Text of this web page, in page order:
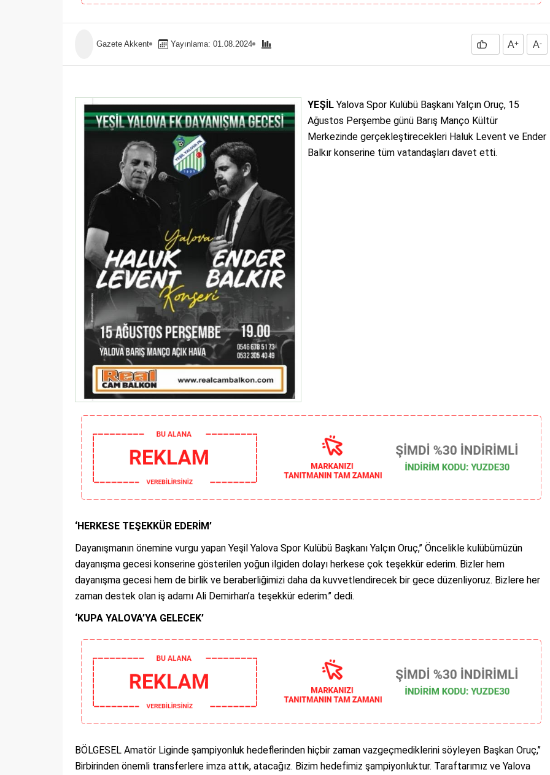
Gazete Akkent Yayınlama: 01.08.2024 A+ A-
YEŞİL Yalova Spor Kulübü Başkanı Yalçın Oruç, 15
Ağustos Perşembe günü Barış Manço Kültür
Merkezinde gerçekleştirecekleri Haluk Levent ve Ender
Balkır konserine tüm vatandaşları davet etti.
‘HERKESE TEŞEKKÜR EDERİM’
Dayanışmanın önemine vurgu yapan Yeşil Yalova Spor Kulübü Başkanı Yalçın Oruç,’’ Öncelikle kulübümüzün
dayanışma gecesi konserine gösterilen yoğun ilgiden dolayı herkese çok teşekkür ederim. Bizler hem
dayanışma gecesi hem de birlik ve beraberliğimizi daha da kuvvetlendirecek bir gece düzenliyoruz. Bizlere her
zaman destek olan iş adamı Ali Demirhan’a teşekkür ederim.’’ dedi.
‘KUPA YALOVA’YA GELECEK’
BÖLGESEL Amatör Liginde şampiyonluk hedeflerinden hiçbir zaman vazgeçmediklerini söyleyen Başkan Oruç,’’
Birbirinden önemli transferlere imza attık, atacağız. Bizim hedefimiz şampiyonluktur. Taraftarımız ve Yalova